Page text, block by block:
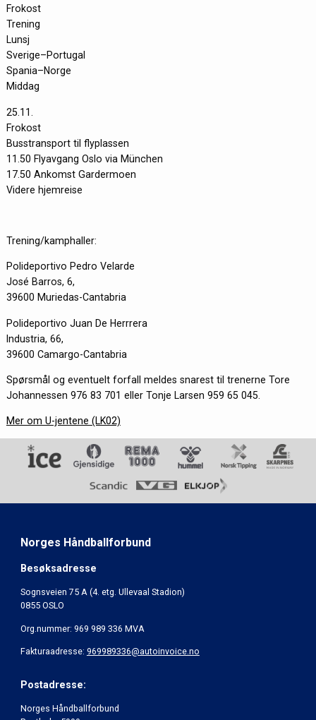
Frokost
Trening
Lunsj
Sverige–Portugal
Spania–Norge
Middag
25.11.
Frokost
Busstransport til flyplassen
11.50 Flyavgang Oslo via München
17.50 Ankomst Gardermoen
Videre hjemreise
Trening/kamphaller:
Polideportivo Pedro Velarde
José Barros, 6,
39600 Muriedas-Cantabria
Polideportivo Juan De Herrrera
Industria, 66,
39600 Camargo-Cantabria
Spørsmål og eventuelt forfall meldes snarest til trenerne Tore
Johannessen 976 83 701 eller Tonje Larsen 959 65 045.
Mer om U-jentene (LK02)
Norges Håndballforbund
Besøksadresse
Sognsveien 75 A (4. etg. Ullevaal Stadion)
0855 OSLO
Org.nummer: 969 989 336 MVA
Fakturaadresse: 969989336@autoinvoice.no
Postadresse:
Norges Håndballforbund